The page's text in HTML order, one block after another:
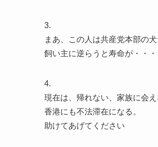
3.
まあ、この人は共産党本部の
飼い主に逆らうと寿命が・・・
4.
現在は、帰れない、家族に会
香港にも不法滞在になる。
助けてあげてください